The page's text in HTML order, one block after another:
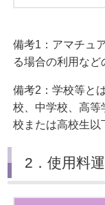
備考1：アマチュ
る場合の利用など
備考2：学校等と
校、中学校、高等
校または高校生以
2．使用料